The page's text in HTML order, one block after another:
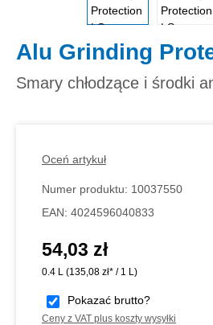
Alu Grinding
Smary chłodzące i środki
Oceń artykuł
Numer produktu: 10037550
EAN: 4024596040833
Cena regularna:
54,03 zł
0.4 L (135,08 zł* / 1 L)
Pokazać brutto?
Ceny z VAT plus koszty wysyłki